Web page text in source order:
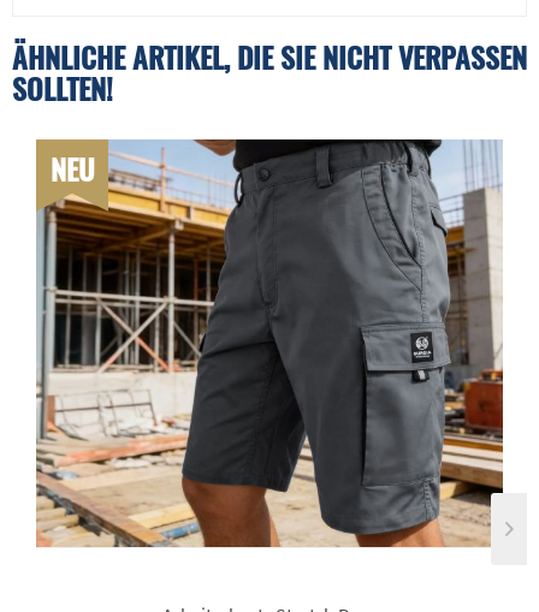
ÄHNLICHE ARTIKEL, DIE SIE NICHT VERPASSEN
SOLLTEN!
NEU